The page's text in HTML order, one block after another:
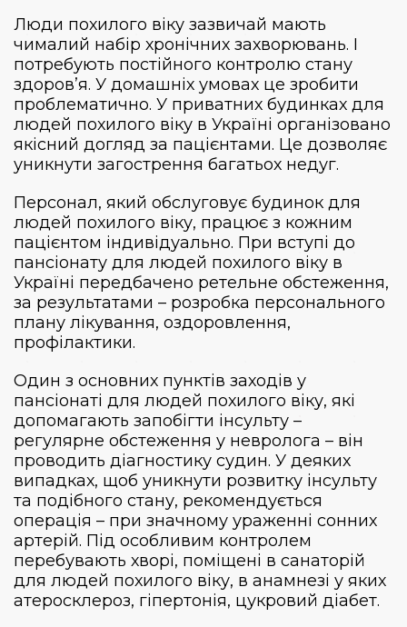
Люди похилого віку зазвичай мають
чималий набір хронічних захворювань. І
потребують постійного контролю стану
здоров’я. У домашніх умовах це зробити
проблематично. У приватних будинках для
людей похилого віку в Україні організовано
якісний догляд за пацієнтами. Це дозволяє
уникнути загострення багатьох недуг.
Персонал, який обслуговує будинок для
людей похилого віку, працює з кожним
пацієнтом індивідуально. При вступі до
пансіонату для людей похилого віку в
Україні передбачено ретельне обстеження,
за результатами – розробка персонального
плану лікування, оздоровлення,
профілактики.
Один з основних пунктів заходів у
пансіонаті для людей похилого віку, які
допомагають запобігти інсульту –
регулярне обстеження у невролога – він
проводить діагностику судин. У деяких
випадках, щоб уникнути розвитку інсульту
та подібного стану, рекомендується
операція – при значному ураженні сонних
артерій. Під особливим контролем
перебувають хворі, поміщені в санаторій
для людей похилого віку, в анамнезі у яких
атеросклероз, гіпертонія, цукровий діабет.